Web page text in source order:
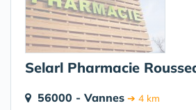
Selarl Pharmacie
56000 - Vannes ➔ 4 km